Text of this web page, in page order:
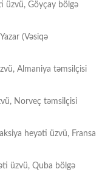
üzvü, Göyçay bölgə
(Vəsiqə
Almaniya təmsilçisi
Norveç təmsilçisi
heyəti üzvü, Fransa
üzvü, Quba bölgə